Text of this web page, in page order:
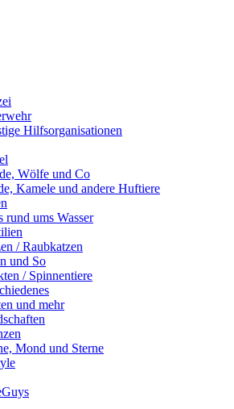
Hilfsorganisationen
Wölfe und Co
Kamele und andere Huftiere
rund ums Wasser
/ Raubkatzen
und So
/ Spinnentiere
und mehr
Mond und Sterne